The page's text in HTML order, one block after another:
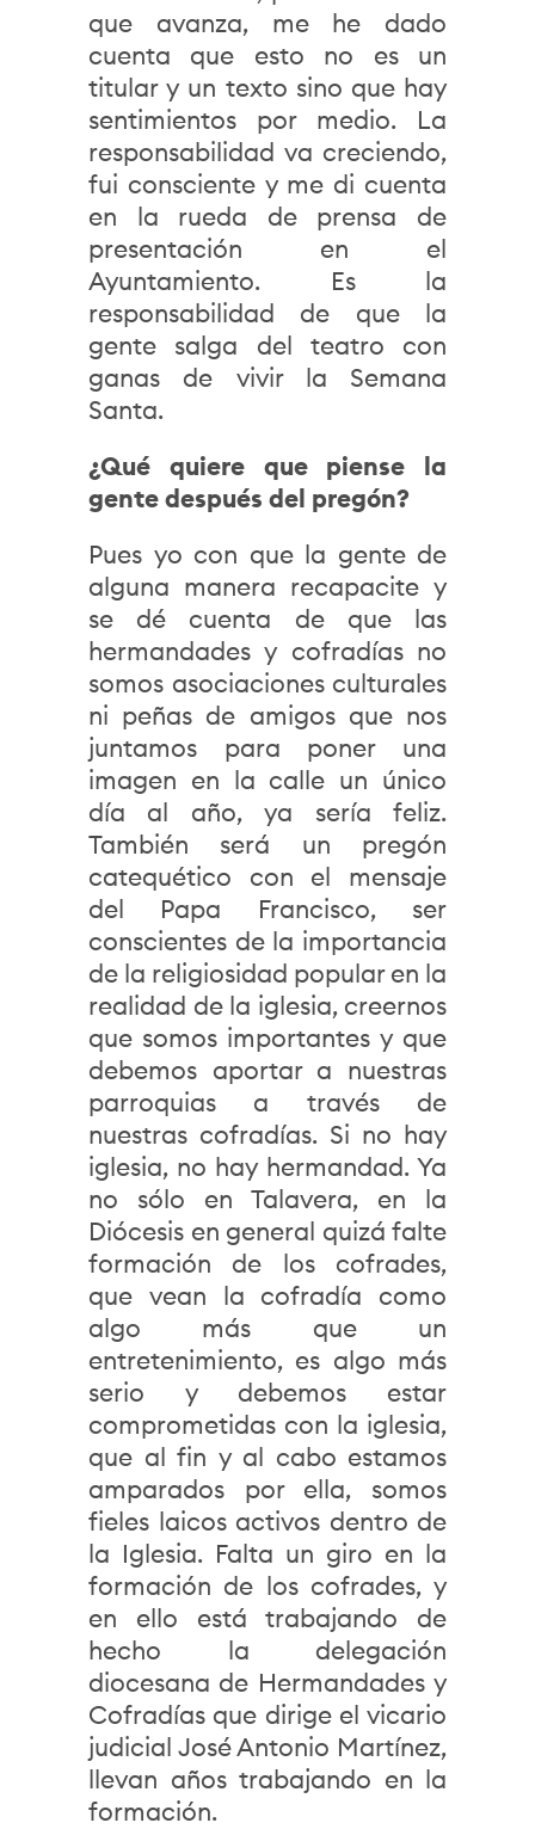
que avanza, me he dado
cuenta que esto no es un
titular y un texto sino que hay
sentimientos por medio. La
responsabilidad va creciendo,
fui consciente y me di cuenta
en la rueda de prensa de
presentación en el
Ayuntamiento. Es la
responsabilidad de que la
gente salga del teatro con
ganas de vivir la Semana
Santa.
¿Qué quiere que piense la
gente después del pregón?
Pues yo con que la gente de
alguna manera recapacite y
se dé cuenta de que las
hermandades y cofradías no
somos asociaciones culturales
ni peñas de amigos que nos
juntamos para poner una
imagen en la calle un único
día al año, ya sería feliz.
También será un pregón
catequético con el mensaje
del Papa Francisco, ser
conscientes de la importancia
de la religiosidad popular en la
realidad de la iglesia, creernos
que somos importantes y que
debemos aportar a nuestras
parroquias a través de
nuestras cofradías. Si no hay
iglesia, no hay hermandad. Ya
no sólo en Talavera, en la
Diócesis en general quizá falte
formación de los cofrades,
que vean la cofradía como
algo más que un
entretenimiento, es algo más
serio y debemos estar
comprometidas con la iglesia,
que al fin y al cabo estamos
amparados por ella, somos
fieles laicos activos dentro de
la Iglesia. Falta un giro en la
formación de los cofrades, y
en ello está trabajando de
hecho la delegación
diocesana de Hermandades y
Cofradías que dirige el vicario
judicial José Antonio Martínez,
llevan años trabajando en la
formación.